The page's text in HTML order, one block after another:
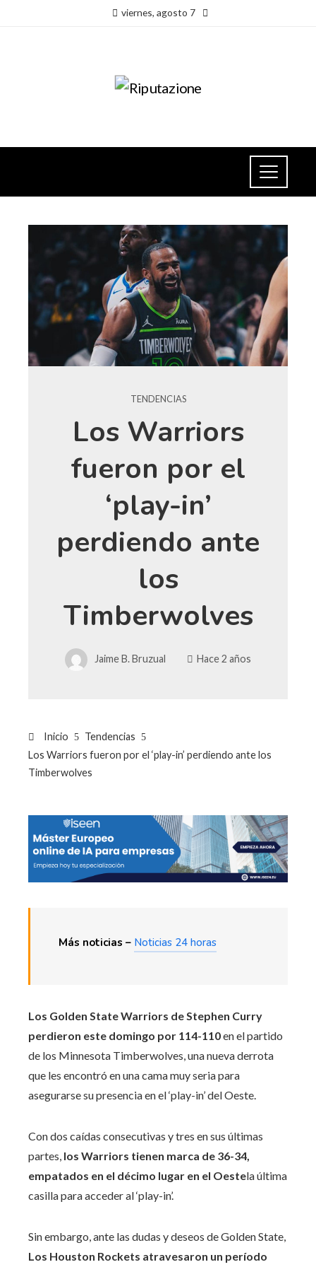
viernes, agosto 7
TENDENCIAS
Los Warriors
fueron por el
‘play-in’
perdiendo ante
los
Timberwolves
Jaime B. Bruzual Hace 2 años
Inicio
Tendencias
Los Warriors fueron por el ‘play-in’ perdiendo ante los
Timberwolves
Más noticias – Noticias 24 horas
Los Golden State Warriors de Stephen Curry
perdieron este domingo por 114-110en el partido
de los Minnesota Timberwolves, una nueva derrota
que les encontró en una cama muy seria para
asegurarse su presencia en el ‘play-in’ del Oeste.
Con dos caídas consecutivas y tres en sus últimas
partes, los Warriors tienen marca de 36-34,
empatados en el décimo lugar en el Oestela última
casilla para acceder al ‘play-in’.
Sin embargo, ante las dudas y deseos de Golden State,
Los Houston Rockets atravesaron un período